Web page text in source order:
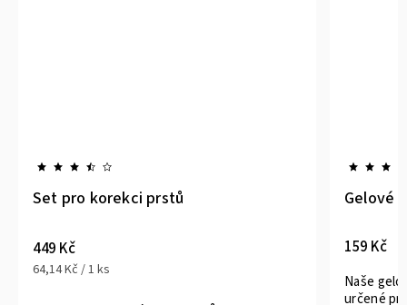
Set pro korekci prstů
449 Kč
64,14 Kč / 1 ks
Gelové
159 Kč
Naše
určené